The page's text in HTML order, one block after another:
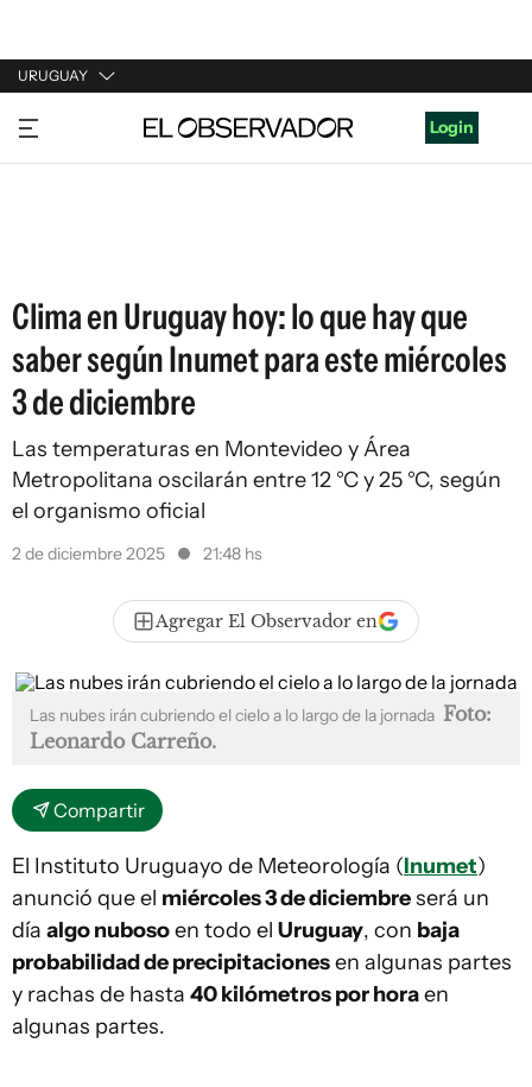
URUGUAY
URUGUAY
ARGENTINA
Login
Clima en Uruguay hoy: lo que hay que
saber según Inumet para este miércoles
3 de diciembre
Las temperaturas en Montevideo y Área
Metropolitana oscilarán entre 12 °C y 25 °C, según
el organismo oficial
2 de diciembre 2025 21:48 hs
Agregar El Observador en
Las nubes irán cubriendo el cielo a lo largo de la jornada Foto:
Leonardo Carreño.
Compartir
El Instituto Uruguayo de Meteorología (Inumet)
anunció que el miércoles 3 de diciembreserá un
día algo nubosoen todo el Uruguay, con baja
probabilidad de precipitacionesen algunas partes
y rachas de hasta 40 kilómetros por horaen
algunas partes.